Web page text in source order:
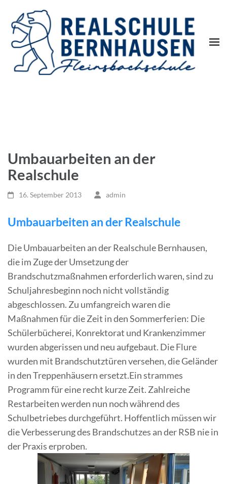
Umbauarbeiten an der
Realschule
16. September 2013 admin
Umbauarbeiten an der Realschule
Die Umbauarbeiten an der Realschule Bernhausen,
die im Zuge der Umsetzung der
Brandschutzmaßnahmen erforderlich waren, sind zu
Schuljahresbeginn noch nicht vollständig
abgeschlossen. Zu umfangreich waren die
Maßnahmen für die Zeit in den Sommerferien: Die
Schülerbücherei, Konrektorat und Krankenzimmer
wurden abgerissen und neu aufgebaut. Die Flure
wurden mit Brandschutztüren versehen, die Geländer
in den Treppenhäusern ersetzt.Ein strammes
Programm für eine recht kurze Zeit. Zahlreiche
Restarbeiten werden nun noch während des
Schulbetriebes durchgeführt. Hoffentlich müssen wir
die Verbesserung des Brandschutzes an der RSB nie in
der Praxis erproben.